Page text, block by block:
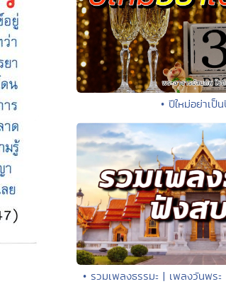
• ปีใหม่อย่าเป็น
• รวมเพลงธรรมะ | เพลงวันพร